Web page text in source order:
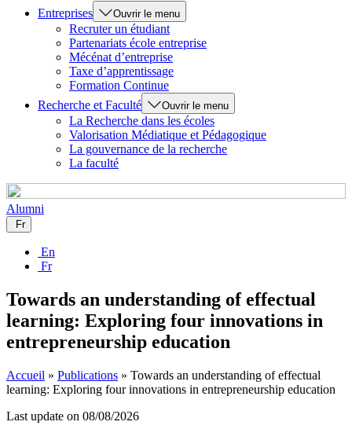
Entreprises
Ouvrir le menu
Recruter un étudiant
Partenariats école entreprise
Mécénat d’entreprise
Taxe d’apprentissage
Formation Continue
Recherche et Faculté
Ouvrir le menu
La Recherche dans les écoles
Valorisation Médiatique et Pédagogique
La gouvernance de la recherche
La faculté
Alumni
Fr
En
Fr
Towards an understanding of effectual
learning: Exploring four innovations in
entrepreneurship education
Accueil » Publications » Towards an understanding of effectual
learning: Exploring four innovations in entrepreneurship education
Last update on 08/08/2026